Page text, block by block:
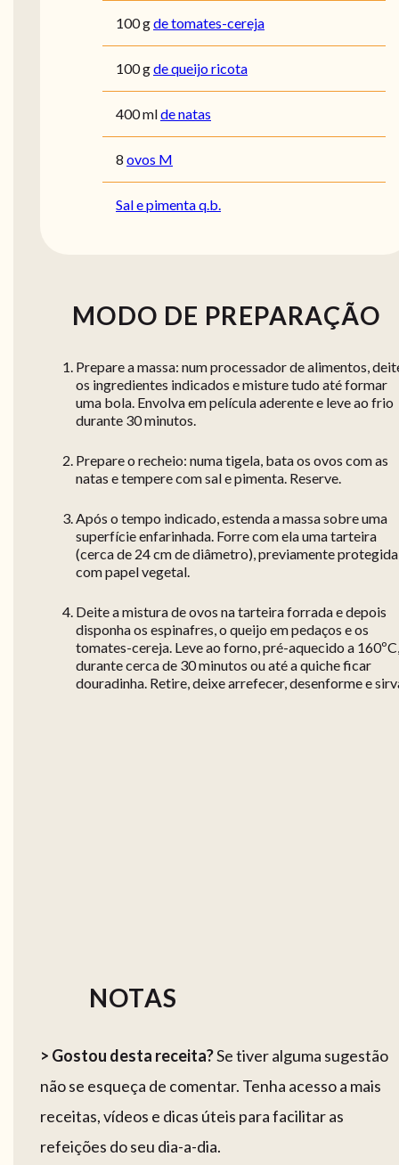
100gde tomates-cereja
100gde queijo ricota
400mlde natas
8 ovos M
Sal e pimenta q.b.
MODO DE PREPARAÇÃO
Prepare a massa: num processador de alimentos,
os ingredientes indicados e misture tudo até formar
uma bola. Envolva em película aderente e leve ao frio
durante 30 minutos.
Prepare o recheio: numa tigela, bata os ovos com as
natas e tempere com sal e pimenta. Reserve.
Após o tempo indicado, estenda a massa sobre uma
superfície enfarinhada. Forre com ela uma tarteira
(cerca de 24 cm de diâmetro), previamente protegida
com papel vegetal.
Deite a mistura de ovos na tarteira forrada e depois
disponha os espinafres, o queijo em pedaços e os
tomates-cereja. Leve ao forno, pré-aquecido a 160ºC,
durante cerca de 30 minutos ou até a quiche ficar
douradinha. Retire, deixe arrefecer, desenforme e
NOTAS
> Gostou desta receita?Se tiver alguma sugestão
não se esqueça de comentar. Tenha acesso a mais
receitas, vídeos e dicas úteis para facilitar as
refeições do seu dia-a-dia.